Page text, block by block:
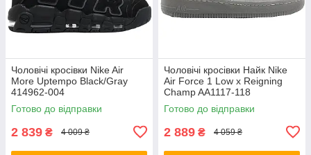
Чоловічі кросівки Nike Air
More Uptempo Black/Gray
414962-004
Готово до відправки
2 839 ₴ 4 009 ₴
Чоловічі кросівки Найк Nike
Air Force 1 Low x Reigning
Champ AA1117-118
Готово до відправки
2 889 ₴ 4 059 ₴